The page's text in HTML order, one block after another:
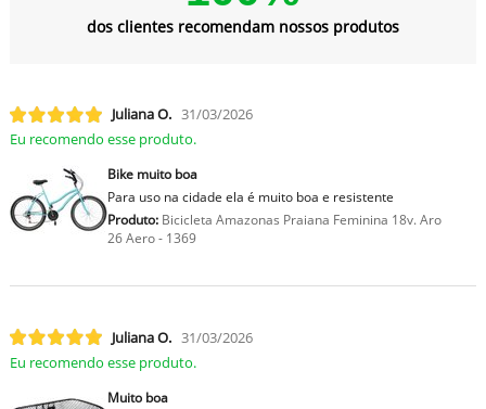
dos clientes recomendam nossos produtos
Juliana O. 31/03/2026
Eu recomendo esse produto.
Bike muito boa
Para uso na cidade ela é muito boa e resistente
Produto:Bicicleta Amazonas Praiana Feminina 18v. Aro
26 Aero - 1369
Juliana O. 31/03/2026
Eu recomendo esse produto.
Muito boa